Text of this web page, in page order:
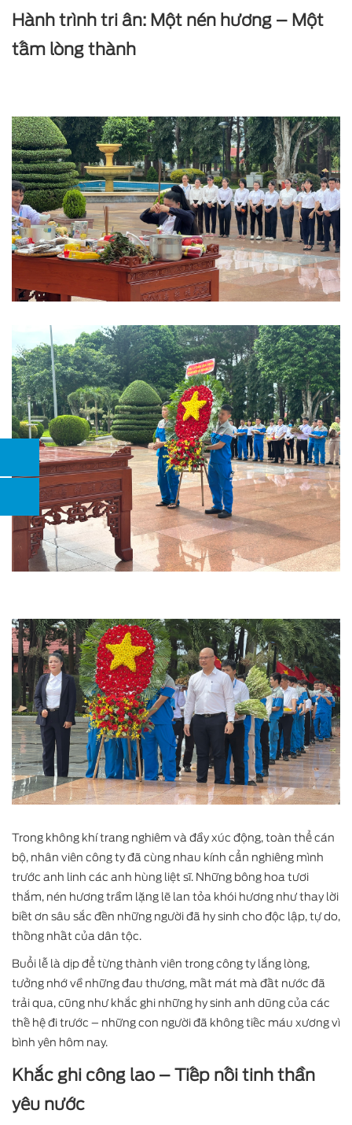
Hành trình tri ân: Một nén hương – Một
tấm lòng thành
Trong không khí trang nghiêm và đầy xúc động, toàn thể cán
bộ, nhân viên công ty đã cùng nhau kính cẩn nghiêng mình
trước anh linh các anh hùng liệt sĩ. Những bông hoa tươi
thắm, nén hương trầm lặng lẽ lan tỏa khói hương như thay lời
biết ơn sâu sắc đến những người đã hy sinh cho độc lập, tự do,
thống nhất của dân tộc.
Buổi lễ là dịp để từng thành viên trong công ty lắng lòng,
tưởng nhớ về những đau thương, mất mát mà đất nước đã
trải qua, cũng như khắc ghi những hy sinh anh dũng của các
thế hệ đi trước – những con người đã không tiếc máu xương vì
bình yên hôm nay.
Khắc ghi công lao – Tiếp nối tinh thần
yêu nước